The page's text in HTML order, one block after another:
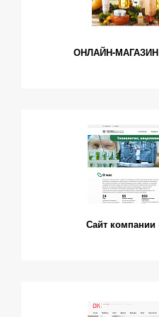
ОНЛАЙН-МАГАЗИН
Сайт компании